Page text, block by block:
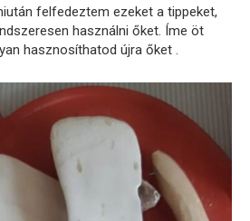
felfedeztem ezeket a tippeket,
használni őket. Íme öt
hasznosíthatod újra őket .